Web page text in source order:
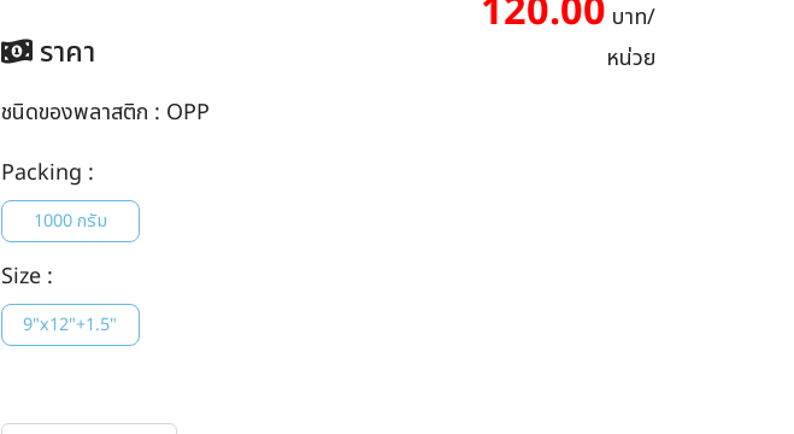
ราคา
120.00 บาท/
หน่วย
ชนิดของพลาสติก : OPP
Packing :
1000 กรัม
Size :
9"x12"+1.5"